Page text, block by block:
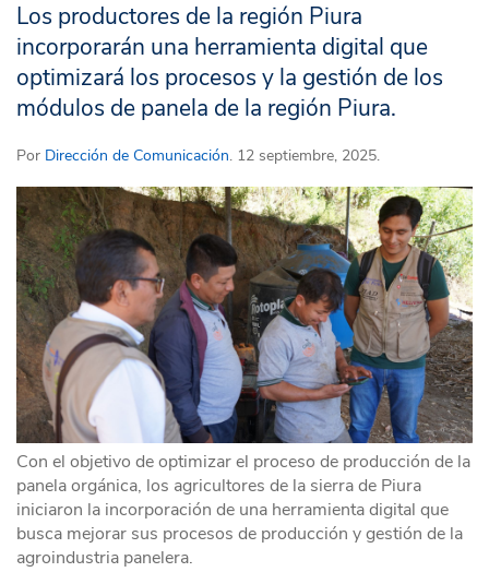
Los productores de la región Piura
incorporarán una herramienta digital que
optimizará los procesos y la gestión de los
módulos de panela de la región Piura.
Por Dirección de Comunicación. 12 septiembre, 2025.
Con el objetivo de optimizar el proceso de producción de la
panela orgánica, los agricultores de la sierra de Piura
iniciaron la incorporación de una herramienta digital que
busca mejorar sus procesos de producción y gestión de la
agroindustria panelera.